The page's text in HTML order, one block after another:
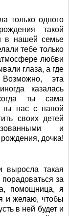
только одного
такой
в нашей семье
тебе только
любви
глаза, а где
эта
казалась
ты сама
ты нас с папой
своих детей
и
дочка!
такая
за
помощница, я
и желаю, чтобы
в ней будет и